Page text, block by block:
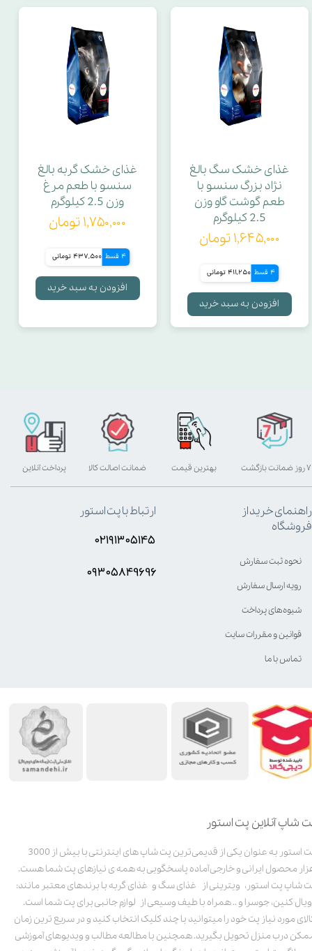
غذای خشک سگ بالغ
نژاد بزرگ سنسو با
طعم گوشت گاو وزن
2.5 کیلوگرم
۱,۶۴۵,۰۰۰ تومان
4 قسط 411,250 تومانی
افزودن به سبد خرید
غذای خشک گربه بالغ
سنسو با طعم مرغ
وزن 2.5 کیلوگرم
۱,۷۵۰,۰۰۰ تومان
4 قسط 437,500 تومانی
افزودن به سبد خرید
شاپ آنلاین پت استور
پت استور به عنوان یکی از قدیمی‌ترین پت شاپ های اینترنتی با بیش از 3000
محصول ایرانی و خارجی آماده پاسخگویی به همه ی نیازهای پت شما هست.
شاپ پت استور، ویترینی از غذای سگ و غذای گربه با برندهای معتبر مانند:
کنین، جوسرا و .. همراه با طیف وسیعی از لوازم جانبی برای پت شما است.
مورد نیاز پت خود را میتوانید با چند کلیک انتخاب کنید و در سریع ترین زمان
درب منزل تحویل بگیرید. همچنین با مطالعه مطالب و ویدیوهای آموزشی
بهترین قیمت پرداخت آنلاین ۷ روز ضمانت بازگشت ضمانت اصالت کالا
راهنمای خرید از
فروشگاه
نحوه ثبت سفارش
رویه ارسال سفارش
شیوه‌های پرداخت
قوانین و مقررات سایت
تماس با ما
ارتباط با پت استور
۰۲۱۹۱۳۰۵۱۴۵
۰۹۳۰۵8۴9696